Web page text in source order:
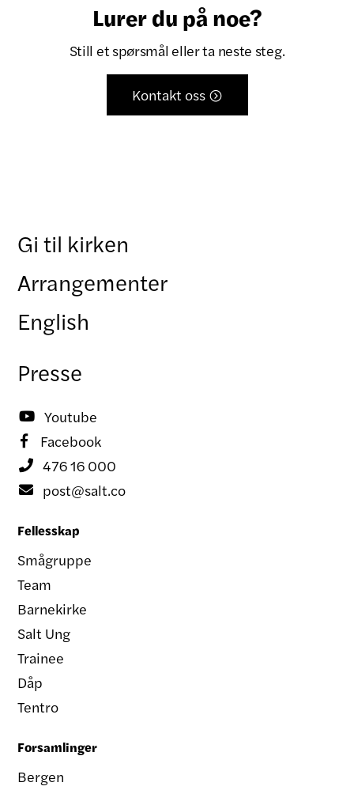
Lurer du på noe?
Still et spørsmål eller ta neste steg.
Kontakt oss 
Gi til kirken
Arrangementer
English
Presse
 Youtube
 Facebook
 476 16 000
 post@salt.co
Fellesskap
Smågruppe
Team
Barnekirke
Salt Ung
Trainee
Dåp
Tentro
Forsamlinger
Bergen